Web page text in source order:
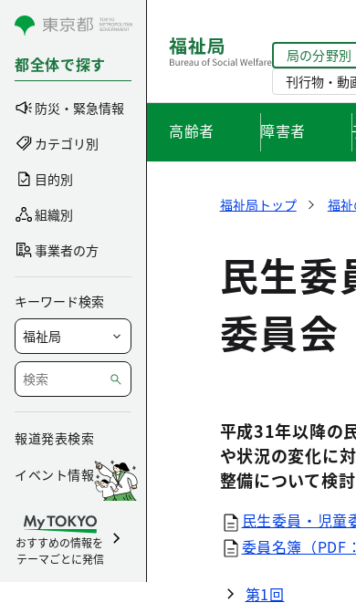
コンテンツにスキップ
都全体で探す
防災・緊急情報
カテゴリ別
目的別
組織別
事業者の方
キーワード検索
報道発表検索
イベント情報
おすすめの情報を
テーマごとに発信
局の分野別
刊行物・動
高齢者 障害者
福祉局トップ 福祉
民生委
委員会
平成31年以降の
や状況の変化に
整備について検討
民生委員・児童
委員名簿（PDF
第1回